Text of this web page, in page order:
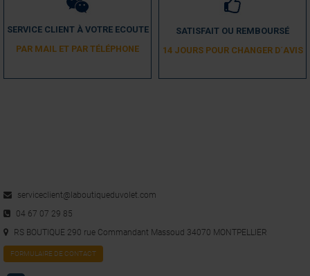
SERVICE CLIENT À VOTRE ECOUTE
PAR MAIL ET PAR TÉLÉPHONE
SATISFAIT OU REMBOURSÉ
14 JOURS POUR CHANGER D´AVIS
serviceclient@laboutiqueduvolet.com
04 67 07 29 85
RS BOUTIQUE 290 rue Commandant Massoud 34070 MONTPELLIER
FORMULAIRE DE CONTACT